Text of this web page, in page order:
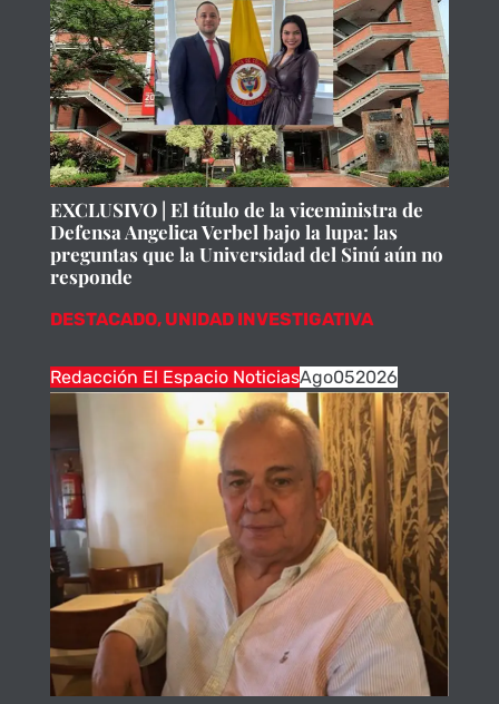
EXCLUSIVO | El título de la viceministra de
Defensa Angelica Verbel bajo la lupa: las
preguntas que la Universidad del Sinú aún no
responde
DESTACADO, UNIDAD INVESTIGATIVA
Redacción El Espacio NoticiasAgo052026